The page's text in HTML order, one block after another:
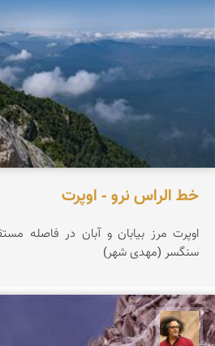
خط الراس نرو - اوپرت
سنگسر (مهدی شهر)
مصطفی ربیعی بهشتی